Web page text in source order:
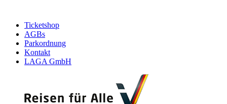
Ticketshop
AGBs
Parkordnung
Kontakt
LAGA GmbH